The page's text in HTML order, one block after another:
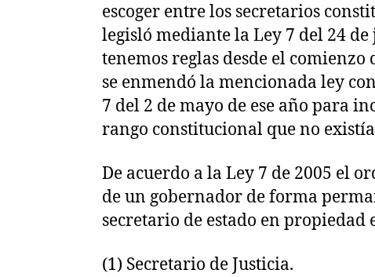
escoger entre los secretarios
legisló mediante la Ley 7 del 24
tenemos reglas desde el comienzo
se enmendó la mencionada ley
7 del 2 de mayo de ese año para
rango constitucional que no
De acuerdo a la Ley 7 de 2005 el
de un gobernador de forma
secretario de estado en propiedad
(1) Secretario de Justicia.